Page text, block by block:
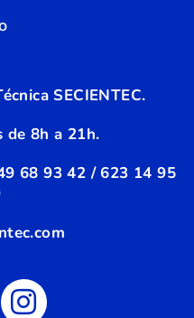
SECIENTEC.
de 8h a 21h.
68 93 42 / 623 14 95